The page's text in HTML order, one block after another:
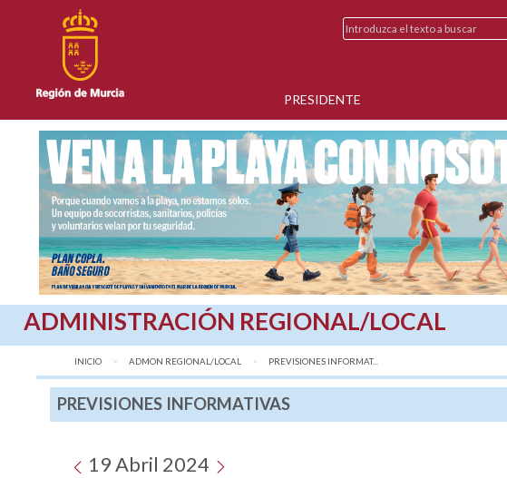
PRESIDENTE
ADMINISTRACIÓN REGIONAL/LOCAL
INICIO ADMON REGIONAL/LOCAL AQUÍ:
PREVISIONES INFORMAT...
PREVISIONES INFORMATIVAS
19 Abril 2024